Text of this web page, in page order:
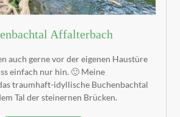
Affalterbach
auch gerne vor der eigenen Haustüre
einfach nur hin. 🙂 Meine
traumhaft-idyllische Buchenbachtal
Tal der steinernen Brücken.